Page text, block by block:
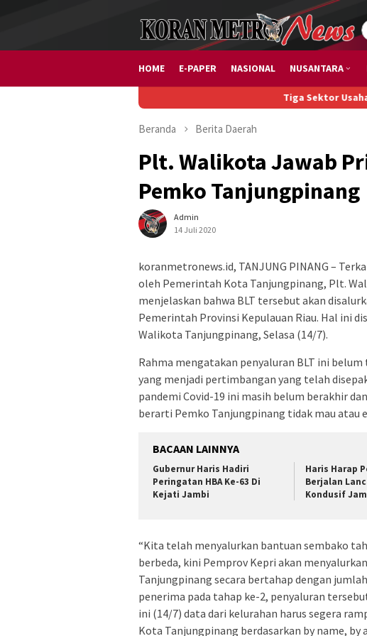
HOME E-PAPER NASIONAL NUSANTARA
Tiga Sektor Usaha Diburu
Beranda Berita Daerah
Plt. Walikota Jawab
Pemko Tanjungpinang
Admin
14 Juli 2020
koranmetronews.id, TANJUNG PINANG –
oleh Pemerintah Kota Tanjungpinang, Plt.
menjelaskan bahwa BLT tersebut akan
Pemerintah Provinsi Kepulauan Riau. Hal ini
Walikota Tanjungpinang, Selasa (14/7).
Rahma mengatakan penyaluran BLT ini
yang menjadi pertimbangan yang telah
pandemi Covid-19 ini masih belum berakhir
berarti Pemko Tanjungpinang tidak mau atau
BACAAN LAINNYA
Gubernur Haris Hadiri
Peringatan HBA Ke-63 Di
Kejati Jambi
Haris Harap
Berjalan
Kondusif
“Kita telah menyalurkan bantuan sembako
berbeda, kini Pemprov Kepri akan
Tanjungpinang secara bertahap dengan
penerima pada tahap ke-2, penyaluran
ini (14/7) data dari kelurahan harus segera
Kota Tanjungpinang berdasarkan by name, by